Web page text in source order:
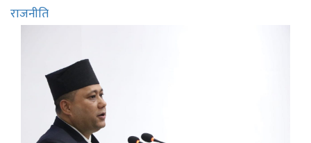
राजनीति